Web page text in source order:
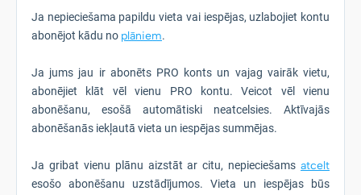
Ja nepieciešama papildu vieta vai iespējas, uzlabojiet kontu
abonējot kādu no plāniem.
Ja jums jau ir abonēts PRO konts un vajag vairāk vietu,
abonējiet klāt vēl vienu PRO kontu. Veicot vēl vienu
abonēšanu, esošā automātiski neatcelsies. Aktīvajās
abonēšanās iekļautā vieta un iespējas summējas.
Ja gribat vienu plānu aizstāt ar citu, nepieciešams atcelt
esošo abonēšanu uzstādījumos. Vieta un iespējas būs